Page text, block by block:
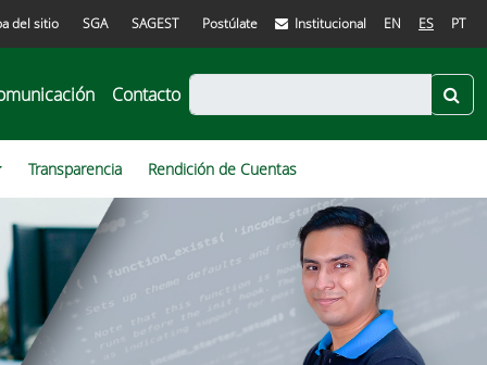
del sitio SGA SAGEST Postúlate Institucional EN ES PT
Contacto
Transparencia Rendición de Cuentas